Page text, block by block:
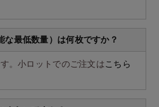
な最低数量）は何枚ですか？
。小ロットでのご注文は こちら